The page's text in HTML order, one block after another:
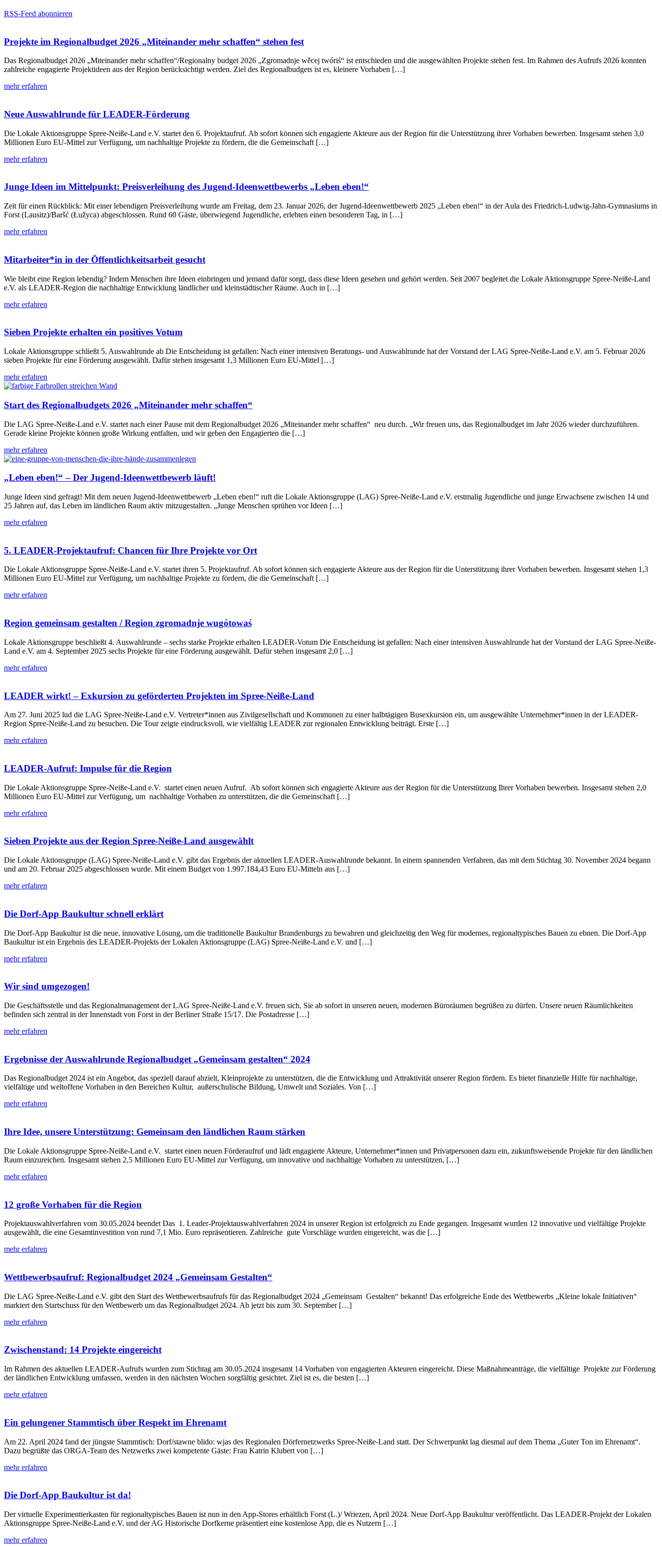
RSS-Feed abonnieren
Projekte im Regionalbudget 2026 „Miteinander mehr schaffen“ stehen fest
Das Regionalbudget 2026 „Miteinander mehr schaffen“/Regionalny budget 2026 „Zgromadnje wěcej twóriś“ ist entschieden und die ausgewählten Projekte stehen fest. Im Rahmen des Aufrufs 2026 konnten
zahlreiche engagierte Projektideen aus der Region berücksichtigt werden. Ziel des Regionalbudgets ist es, kleinere Vorhaben […]
mehr erfahren
Neue Auswahlrunde für LEADER-Förderung
Die Lokale Aktionsgruppe Spree-Neiße-Land e.V. startet den 6. Projektaufruf. Ab sofort können sich engagierte Akteure aus der Region für die Unterstützung ihrer Vorhaben bewerben. Insgesamt stehen 3,0
Millionen Euro EU-Mittel zur Verfügung, um nachhaltige Projekte zu fördern, die die Gemeinschaft […]
mehr erfahren
Junge Ideen im Mittelpunkt: Preisverleihung des Jugend-Ideenwettbewerbs „Leben eben!“
Zeit für einen Rückblick: Mit einer lebendigen Preisverleihung wurde am Freitag, dem 23. Januar 2026, der Jugend-Ideenwettbewerb 2025 „Leben eben!“ in der Aula des Friedrich-Ludwig-Jahn-Gymnasiums in
Forst (Lausitz)/Baršć (Łužyca) abgeschlossen. Rund 60 Gäste, überwiegend Jugendliche, erlebten einen besonderen Tag, in […]
mehr erfahren
Mitarbeiter*in in der Öffentlichkeitsarbeit gesucht
Wie bleibt eine Region lebendig? Indem Menschen ihre Ideen einbringen und jemand dafür sorgt, dass diese Ideen gesehen und gehört werden. Seit 2007 begleitet die Lokale Aktionsgruppe Spree-Neiße-Land
e.V. als LEADER-Region die nachhaltige Entwicklung ländlicher und kleinstädtischer Räume. Auch in […]
mehr erfahren
Sieben Projekte erhalten ein positives Votum
Lokale Aktionsgruppe schließt 5. Auswahlrunde ab Die Entscheidung ist gefallen: Nach einer intensiven Beratungs- und Auswahlrunde hat der Vorstand der LAG Spree-Neiße-Land e.V. am 5. Februar 2026
sieben Projekte für eine Förderung ausgewählt. Dafür stehen insgesamt 1,3 Millionen Euro EU-Mittel […]
mehr erfahren
Start des Regionalbudgets 2026 „Miteinander mehr schaffen“
Die LAG Spree-Neiße-Land e.V. startet nach einer Pause mit dem Regionalbudget 2026 „Miteinander mehr schaffen“ neu durch. „Wir freuen uns, das Regionalbudget im Jahr 2026 wieder durchzuführen.
Gerade kleine Projekte können große Wirkung entfalten, und wir geben den Engagierten die […]
mehr erfahren
„Leben eben!“ – Der Jugend-Ideenwettbewerb läuft!
Junge Ideen sind gefragt! Mit dem neuen Jugend-Ideenwettbewerb „Leben eben!“ ruft die Lokale Aktionsgruppe (LAG) Spree-Neiße-Land e.V. erstmalig Jugendliche und junge Erwachsene zwischen 14 und
25 Jahren auf, das Leben im ländlichen Raum aktiv mitzugestalten. „Junge Menschen sprühen vor Ideen […]
mehr erfahren
5. LEADER-Projektaufruf: Chancen für Ihre Projekte vor Ort
Die Lokale Aktionsgruppe Spree-Neiße-Land e.V. startet ihren 5. Projektaufruf. Ab sofort können sich engagierte Akteure aus der Region für die Unterstützung ihrer Vorhaben bewerben. Insgesamt stehen 1,3
Millionen Euro EU-Mittel zur Verfügung, um nachhaltige Projekte zu fördern, die die Gemeinschaft […]
mehr erfahren
Region gemeinsam gestalten / Region zgromadnje wugótowaś
Lokale Aktionsgruppe beschließt 4. Auswahlrunde – sechs starke Projekte erhalten LEADER-Votum Die Entscheidung ist gefallen: Nach einer intensiven Auswahlrunde hat der Vorstand der LAG Spree-Neiße-
Land e.V. am 4. September 2025 sechs Projekte für eine Förderung ausgewählt. Dafür stehen insgesamt 2,0 […]
mehr erfahren
LEADER wirkt! – Exkursion zu geförderten Projekten im Spree-Neiße-Land
Am 27. Juni 2025 lud die LAG Spree-Neiße-Land e.V. Vertreter*innen aus Zivilgesellschaft und Kommunen zu einer halbtägigen Busexkursion ein, um ausgewählte Unternehmer*innen in der LEADER-
Region Spree-Neiße-Land zu besuchen. Die Tour zeigte eindrucksvoll, wie vielfältig LEADER zur regionalen Entwicklung beiträgt. Erste […]
mehr erfahren
LEADER-Aufruf: Impulse für die Region
Die Lokale Aktionsgruppe Spree-Neiße-Land e.V. startet einen neuen Aufruf. Ab sofort können sich engagierte Akteure aus der Region für die Unterstützung Ihrer Vorhaben bewerben. Insgesamt stehen 2,0
Millionen Euro EU-Mittel zur Verfügung, um nachhaltige Vorhaben zu unterstützen, die die Gemeinschaft […]
mehr erfahren
Sieben Projekte aus der Region Spree-Neiße-Land ausgewählt
Die Lokale Aktionsgruppe (LAG) Spree-Neiße-Land e.V. gibt das Ergebnis der aktuellen LEADER-Auswahlrunde bekannt. In einem spannenden Verfahren, das mit dem Stichtag 30. November 2024 begann
und am 20. Februar 2025 abgeschlossen wurde. Mit einem Budget von 1.997.184,43 Euro EU-Mitteln aus […]
mehr erfahren
Die Dorf-App Baukultur schnell erklärt
Die Dorf-App Baukultur ist die neue, innovative Lösung, um die traditionelle Baukultur Brandenburgs zu bewahren und gleichzeitig den Weg für modernes, regionaltypisches Bauen zu ebnen. Die Dorf-App
Baukultur ist ein Ergebnis des LEADER-Projekts der Lokalen Aktionsgruppe (LAG) Spree-Neiße-Land e.V. und […]
mehr erfahren
Wir sind umgezogen!
Die Geschäftsstelle und das Regionalmanagement der LAG Spree-Neiße-Land e.V. freuen sich, Sie ab sofort in unseren neuen, modernen Büroräumen begrüßen zu dürfen. Unsere neuen Räumlichkeiten
befinden sich zentral in der Innenstadt von Forst in der Berliner Straße 15/17. Die Postadresse […]
mehr erfahren
Ergebnisse der Auswahlrunde Regionalbudget „Gemeinsam gestalten“ 2024
Das Regionalbudget 2024 ist ein Angebot, das speziell darauf abzielt, Kleinprojekte zu unterstützen, die die Entwicklung und Attraktivität unserer Region fördern. Es bietet finanzielle Hilfe für nachhaltige,
vielfältige und weltoffene Vorhaben in den Bereichen Kultur, außerschulische Bildung, Umwelt und Soziales. Von […]
mehr erfahren
Ihre Idee, unsere Unterstützung: Gemeinsam den ländlichen Raum stärken
Die Lokale Aktionsgruppe Spree-Neiße-Land e.V. startet einen neuen Förderaufruf und lädt engagierte Akteure, Unternehmer*innen und Privatpersonen dazu ein, zukunftsweisende Projekte für den ländlichen
Raum einzureichen. Insgesamt stehen 2,5 Millionen Euro EU-Mittel zur Verfügung, um innovative und nachhaltige Vorhaben zu unterstützen, […]
mehr erfahren
12 große Vorhaben für die Region
Projektauswahlverfahren vom 30.05.2024 beendet Das 1. Leader-Projektauswahlverfahren 2024 in unserer Region ist erfolgreich zu Ende gegangen. Insgesamt wurden 12 innovative und vielfältige Projekte
ausgewählt, die eine Gesamtinvestition von rund 7,1 Mio. Euro repräsentieren. Zahlreiche gute Vorschläge wurden eingereicht, was die […]
mehr erfahren
Wettbewerbsaufruf: Regionalbudget 2024 „Gemeinsam Gestalten“
Die LAG Spree-Neiße-Land e.V. gibt den Start des Wettbewerbsaufrufs für das Regionalbudget 2024 „Gemeinsam Gestalten“ bekannt! Das erfolgreiche Ende des Wettbewerbs „Kleine lokale Initiativen“
markiert den Startschuss für den Wettbewerb um das Regionalbudget 2024. Ab jetzt bis zum 30. September […]
mehr erfahren
Zwischenstand: 14 Projekte eingereicht
Im Rahmen des aktuellen LEADER-Aufrufs wurden zum Stichtag am 30.05.2024 insgesamt 14 Vorhaben von engagierten Akteuren eingereicht. Diese Maßnahmeanträge, die vielfältige Projekte zur Förderung
der ländlichen Entwicklung umfassen, werden in den nächsten Wochen sorgfältig gesichtet. Ziel ist es, die besten […]
mehr erfahren
Ein gelungener Stammtisch über Respekt im Ehrenamt
Am 22. April 2024 fand der jüngste Stammtisch: Dorf/stawne blido: wjas des Regionalen Dörfernetzwerks Spree-Neiße-Land statt. Der Schwerpunkt lag diesmal auf dem Thema „Guter Ton im Ehrenamt“.
Dazu begrüßte das ORGA-Team des Netzwerks zwei kompetente Gäste: Frau Katrin Klubert von […]
mehr erfahren
Die Dorf-App Baukultur ist da!
Der virtuelle Experimentierkasten für regionaltypisches Bauen ist nun in den App-Stores erhältlich Forst (L.)/ Wriezen, April 2024. Neue Dorf-App Baukultur veröffentlicht. Das LEADER-Projekt der Lokalen
Aktionsgruppe Spree-Neiße-Land e.V. und der AG Historische Dorfkerne präsentiert eine kostenlose App, die es Nutzern […]
mehr erfahren